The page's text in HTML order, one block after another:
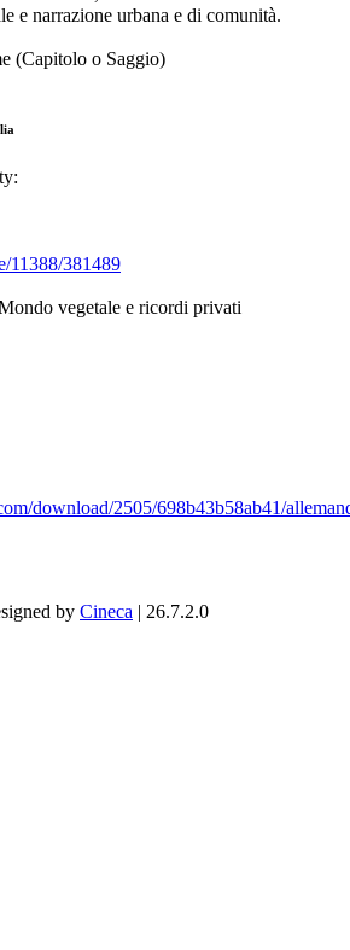
e narrazione urbana e di comunità.
(Capitolo o Saggio)
11388/381489
vegetale e ricordi privati
download/2505/698b43b58ab41/
by Cineca | 26.7.2.0